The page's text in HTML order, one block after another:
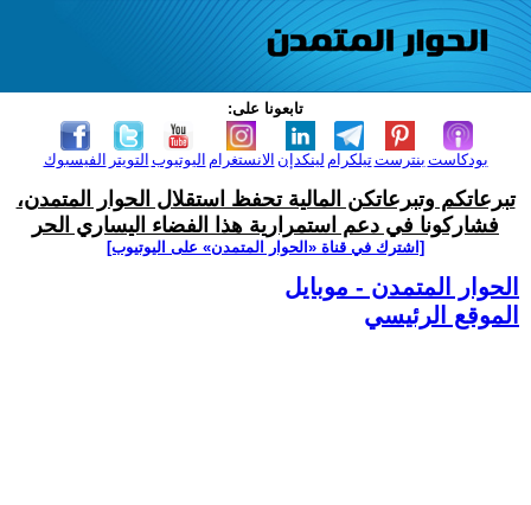
تابعونا على:
الفيسبوك التويتر اليوتيوب الانستغرام لينكدإن تيلكرامبنترست بودكاست
تبرعاتكم وتبرعاتكن المالية تحفظ استقلال الحوار المتمدن،
فشاركونا في دعم استمرارية هذا الفضاء اليساري الحر
[اشترك في قناة ‫«الحوار المتمدن» على اليوتيوب]
الحوار المتمدن - موبايل
الموقع الرئيسي